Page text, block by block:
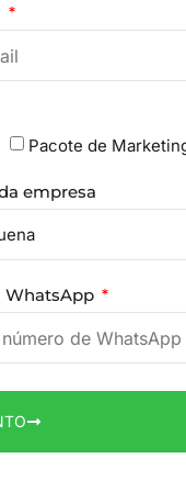
Pacote de
empresa
WhatsApp